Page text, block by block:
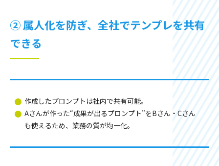
② 属人化を防ぎ、全社でテンプレを共有
できる
作成したプロンプトは社内で共有可能。
Aさんが作った“成果が出るプロンプト”をBさん・Cさん
も使えるため、業務の質が均一化。